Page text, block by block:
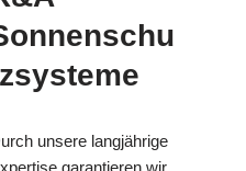
unsere langjährige